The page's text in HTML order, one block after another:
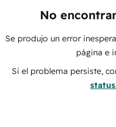
No
Se produjo un error
página e
Si el problema persiste,